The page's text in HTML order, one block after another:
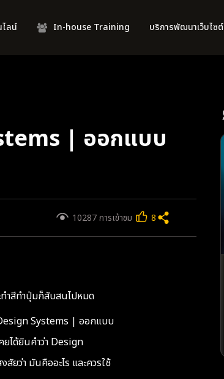
ลน์ In-house Training บริการพัฒนาเว็บไซต์
| ออกแบบ
10287 การเข้าชม 8
ำสีทำปุ่มก็สับสนไปหมด
Systems | ออกแบบ
ยได้ยินคำว่า Design
สัยว่า มันคืออะไร และควรใช้